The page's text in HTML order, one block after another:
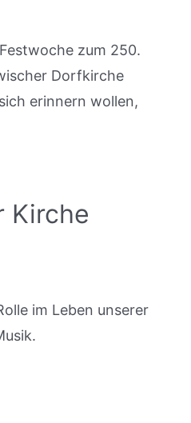
zum 250.
Dorfkirche
erinnern wollen,
Kirche
im Leben unserer